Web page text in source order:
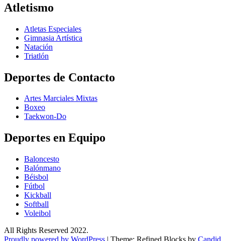
Atletismo
Atletas Especiales
Gimnasia Artística
Natación​
Triatlón​
Deportes de Contacto
Artes Marciales Mixtas
Boxeo
Taekwon-Do
Deportes en Equipo
Baloncesto
Balónmano
Béisbol
Fútbol
Kickball​
Softball​
Voleibol​
All Rights Reserved 2022.